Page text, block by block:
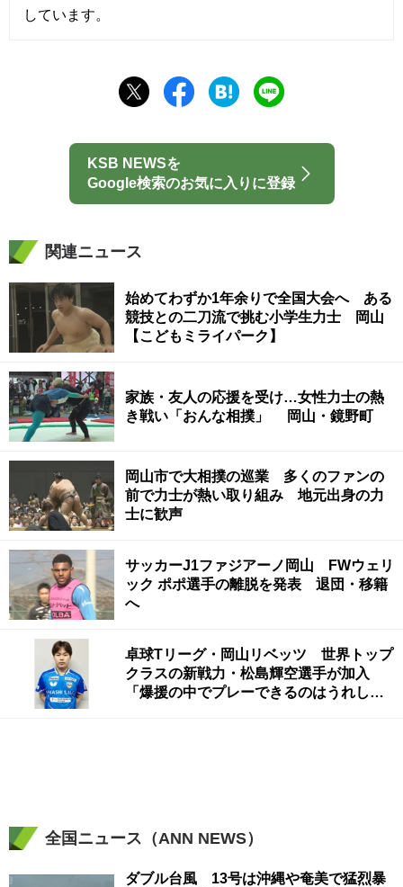
しています。
KSB NEWSを
Google検索のお気に入りに登録
関連ニュース
始めてわずか1年余りで全国大会へ ある
競技との二刀流で挑む小学生力士 岡山
【こどもミライパーク】
家族・友人の応援を受け…女性力士の熱
き戦い「おんな相撲」 岡山・鏡野町
岡山市で大相撲の巡業 多くのファンの
前で力士が熱い取り組み 地元出身の力
士に歓声
サッカーJ1ファジアーノ岡山 FWウェリ
ック ポポ選手の離脱を発表 退団・移籍
へ
卓球Tリーグ・岡山リベッツ 世界トップ
クラスの新戦力・松島輝空選手が加入
「爆援の中でプレーできるのはうれし
全国ニュース（ANN NEWS）
ダブル台風 13号は沖縄や奄美で猛烈暴